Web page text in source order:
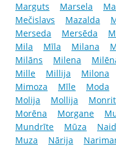
Marguts
Marsela
Mečislavs
Mazalda
Merseda
Mersēda
Mila
Mīla Milana
Milāns
Milena
Mille
Millija Milona
Mimoza
Mīle Moda
Molija
Mollija
Morēna
Morgane
Mundrīte
Mūza
Muza
Nārija